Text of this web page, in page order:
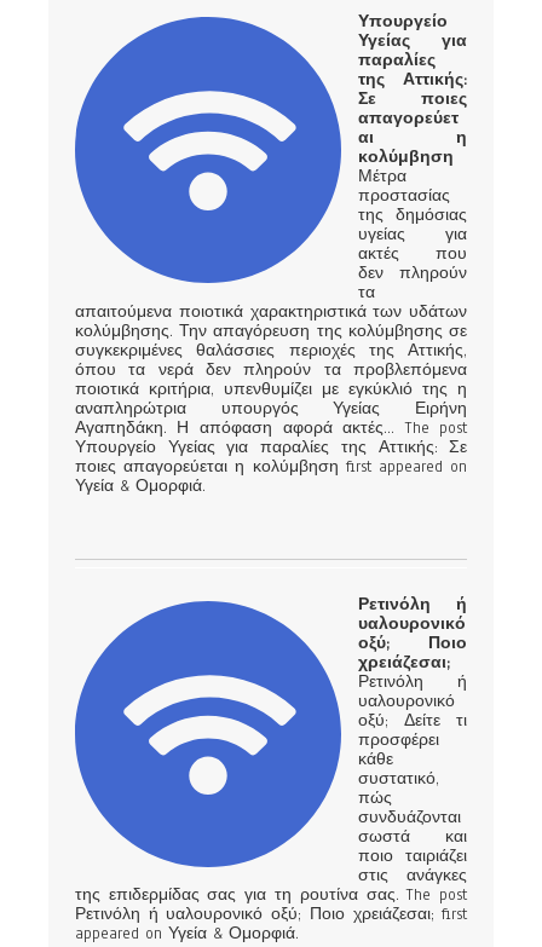
Υπουργείο
Υγείας για
παραλίες
της Αττικής:
Σε ποιες
απαγορεύετ
αι η
κολύμβηση
Μέτρα
προστασίας
της δημόσιας
υγείας για
ακτές που
δεν πληρούν
τα
απαιτούμενα ποιοτικά χαρακτηριστικά των υδάτων
κολύμβησης. Την απαγόρευση της κολύμβησης σε
συγκεκριμένες θαλάσσιες περιοχές της Αττικής,
όπου τα νερά δεν πληρούν τα προβλεπόμενα
ποιοτικά κριτήρια, υπενθυμίζει με εγκύκλιό της η
αναπληρώτρια υπουργός Υγείας Ειρήνη
Αγαπηδάκη. Η απόφαση αφορά ακτές... The post
Υπουργείο Υγείας για παραλίες της Αττικής: Σε
ποιες απαγορεύεται η κολύμβηση first appeared on
Υγεία & Ομορφιά.
Ρετινόλη ή
υαλουρονικό
οξύ; Ποιο
χρειάζεσαι;
Ρετινόλη ή
υαλουρονικό
οξύ; Δείτε τι
προσφέρει
κάθε
συστατικό,
πώς
συνδυάζονται
σωστά και
ποιο ταιριάζει
στις ανάγκες
της επιδερμίδας σας για τη ρουτίνα σας. The post
Ρετινόλη ή υαλουρονικό οξύ; Ποιο χρειάζεσαι; first
appeared on Υγεία & Ομορφιά.